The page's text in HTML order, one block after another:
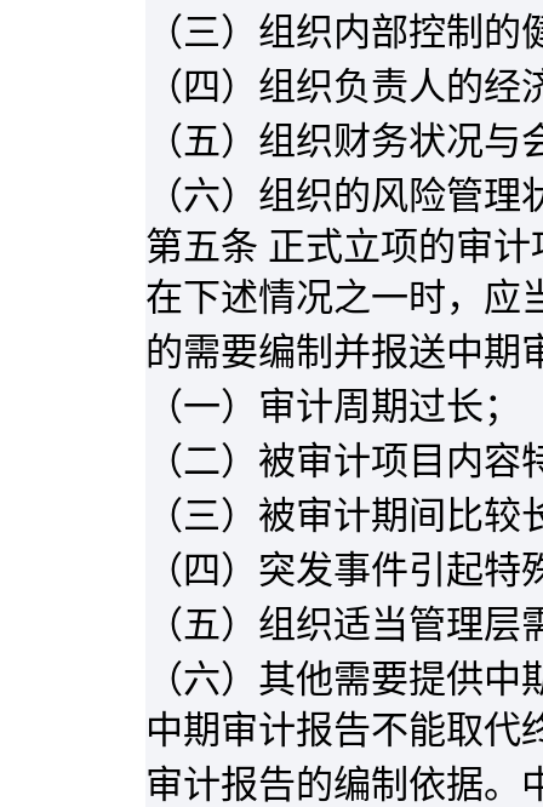
（三）组织内部控制
（四）组织负责人的
（五）组织财务状况
（六）组织的风险管理
第五条 正式立项的审
在下述情况之一时，应
的需要编制并报送中期
（一）审计周期过长；
（二）被审计项目内容
（三）被审计期间比较
（四）突发事件引起特
（五）组织适当管理
（六）其他需要提供
中期审计报告不能取代
审计报告的编制依据。